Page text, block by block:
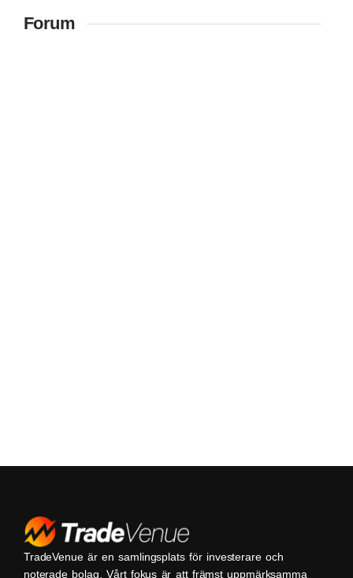
Forum
TradeVenue är en samlingsplats för investerare och
noterade bolag. Vårt fokus är att främst uppmärksamma